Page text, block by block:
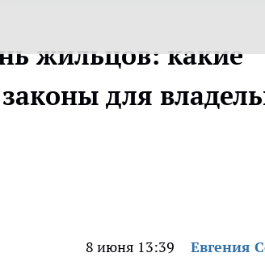
жильцов: какие
для
8 июня 13:39 Евгения